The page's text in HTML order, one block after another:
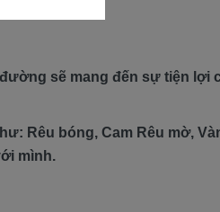
sẽ mang đến sự tiện lợi
Rêu bóng, Cam Rêu mờ,
mình.